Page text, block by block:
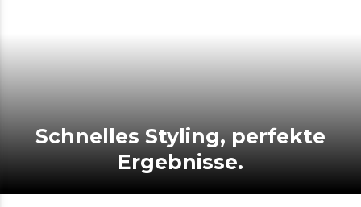
Schnelles Styling, perfekte
Ergebnisse.